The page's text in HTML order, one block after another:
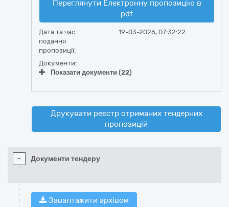
Переглянути Електронну пропозицію в
pdf
Дата та час
подання
пропозиції:
19-03-2026, 07:32:22
Документи:
Показати документи (22)
Друкувати реєстр отриманих тендерних
пропозицій
- Документи тендеру
Завантажити архівом